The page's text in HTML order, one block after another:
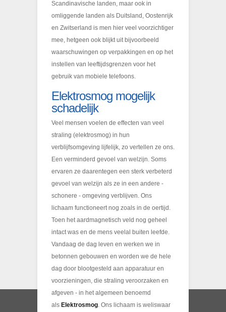
Scandinavische landen, maar ook in
omliggende landen als Duitsland, Oostenrijk
en Zwitserland is men hier veel voorzichtiger
mee, hetgeen ook blijkt uit bijvoorbeeld
waarschuwingen op verpakkingen en op het
instellen van leeftijdsgrenzen voor het
gebruik van mobiele telefoons.
Elektrosmog mogelijk
schadelijk
Veel mensen voelen de effecten van veel
straling (elektrosmog) in hun
verblijfsomgeving lijfelijk, zo vertellen ze ons.
Een verminderd gevoel van welzijn. Soms
ervaren ze daarentegen een sterk verbeterd
gevoel van welzijn als ze in een andere -
schonere - omgeving verblijven. Ons
lichaam functioneert nog zoals in de oertijd.
Toen het aardmagnetisch veld nog geheel
intact was en de mens veelal buiten leefde.
Vandaag de dag leven en werken we in
betonnen gebouwen en worden we de hele
dag door blootgesteld aan apparatuur en
voorzieningen, die straling veroorzaken en
afgeven - in het algemeen benoemd
als Elektrosmog. Ons lichaam is weliswaar